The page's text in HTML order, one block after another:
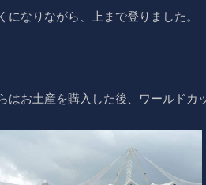
になりながら、上まで登りました。
はお土産を購入した後、ワールドカ